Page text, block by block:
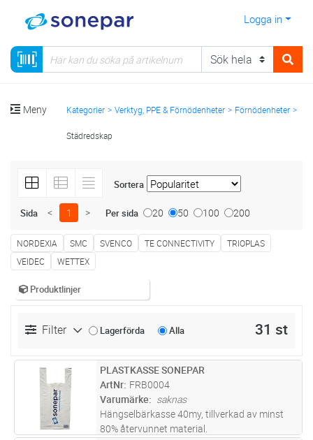
Logga in
Meny Kategorier Verktyg, PPE & Förnödenheter Förnödenheter
Städredskap
Sortera
Sida < 1 > Per sida 20 50 100 200
NORDEXIA SMC SVENCO TE CONNECTIVITY
TRIOPLAS
VEIDEC
WETTEX
Produktlinjer
Filter Lagerförda Alla 31 st
ST Lägg i kundvagn
PLASTKASSE SONEPAR
ArtNr FRB0004
Varumärke
saknas
Hängselbärkasse 40my, tillverkad av minst
80% återvunnet material.